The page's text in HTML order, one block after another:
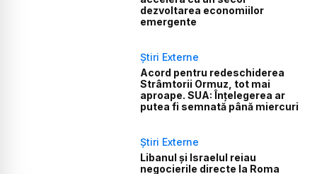
dezvoltarea economiilor
emergente
Știri Externe
Acord pentru redeschiderea
Strâmtorii Ormuz, tot mai
aproape. SUA: Înțelegerea ar
putea fi semnată până miercuri
Știri Externe
Libanul și Israelul reiau
negocierile directe la Roma